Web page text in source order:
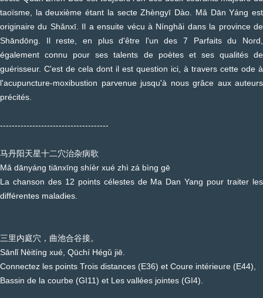
taoïsme, la deuxième étant la secte Zhèngyī Dào. Mǎ Dān Yáng est
originaire du Shǎnxī. Il a ensuite vécu à Nínghǎi dans la province de
Shāndōng. Il reste, en plus d'être l'un des 7 Parfaits du Nord,
également connu pour ses talents de poètes et ses qualités de
guérisseur. C'est de cela dont il est question ici, à travers cette ode à
l'acupuncture-moxibustion parvenue jusqu'à nous grâce aux auteurs
précités.
-------------------------------------
马丹阳天星十二穴治杂病歌
Mǎ dānyáng tiānxīng shíèr xué zhì zá bìng gē
La chanson des 12 points célestes de Ma Dan Yang pour traiter les
différentes maladies.
三里内庭穴，曲池合谷接。
Sānlǐ Nèitíng xué, Qūchí Hégǔ jiē.
Connectez les points Trois distances (E36) et Coure intérieure (E44),
Bassin de la courbe (GI11) et Les vallées jointes (GI4).